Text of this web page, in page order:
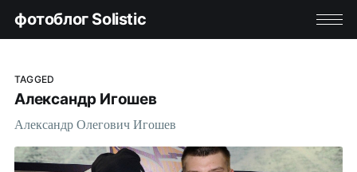
фотоблог Solistic
TAGGED
Александр Игошев
Александр Олегович Игошев